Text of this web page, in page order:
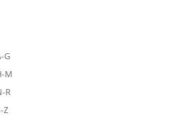
G
M
R
Z